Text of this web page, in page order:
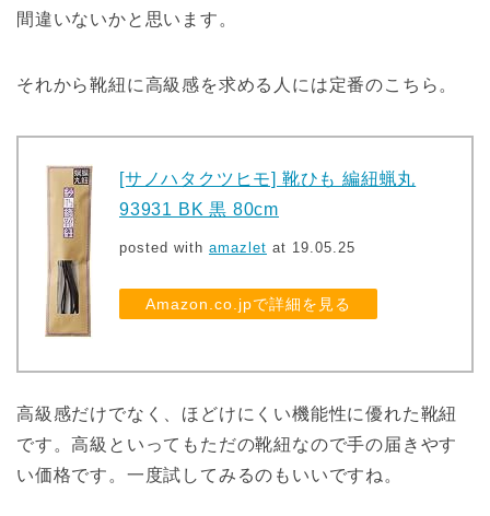
間違いないかと思います。
それから靴紐に高級感を求める人には定番のこちら。
[サノハタクツヒモ] 靴ひも 編紐蝋丸
93931 BK 黒 80cm
posted with amazlet at 19.05.25
Amazon.co.jpで詳細を見る
高級感だけでなく、ほどけにくい機能性に優れた靴紐
です。高級といってもただの靴紐なので手の届きやす
い価格です。一度試してみるのもいいですね。